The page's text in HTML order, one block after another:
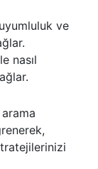
ve
nasıl